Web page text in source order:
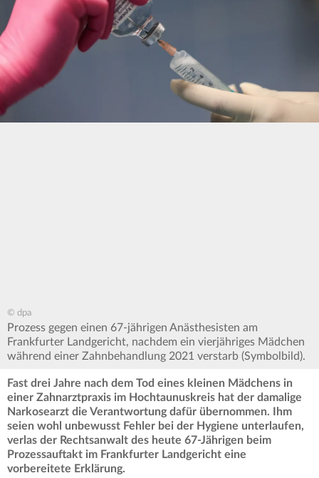
© dpa
Prozess gegen einen 67-jährigen Anästhesisten am
Frankfurter Landgericht, nachdem ein vierjähriges Mädchen
während einer Zahnbehandlung 2021 verstarb (Symbolbild).
Fast drei Jahre nach dem Tod eines kleinen Mädchens in
einer Zahnarztpraxis im Hochtaunuskreis hat der damalige
Narkosearzt die Verantwortung dafür übernommen. Ihm
seien wohl unbewusst Fehler bei der Hygiene unterlaufen,
verlas der Rechtsanwalt des heute 67-Jährigen beim
Prozessauftakt im Frankfurter Landgericht eine
vorbereitete Erklärung.